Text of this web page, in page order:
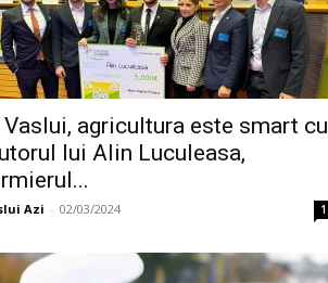
Vaslui, agricultura este smart cu
lui Alin Luculeasa,
Azi - 02/03/2024 1